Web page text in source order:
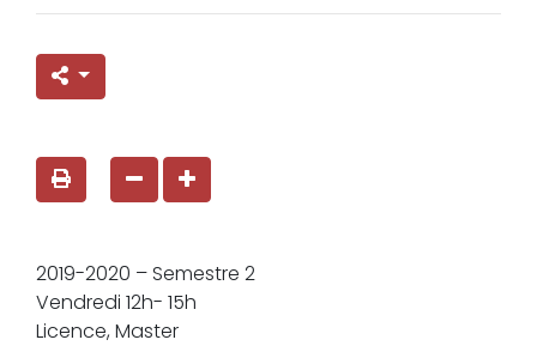
2019-2020 – Semestre 2
Vendredi 12h- 15h
Licence, Master